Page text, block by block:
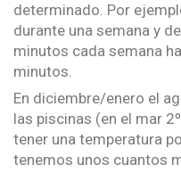
determinado. Por
durante una semana y
minutos cada semana
minutos.
En diciembre/enero el
las piscinas (en el mar
tener una temperatura
tenemos unos cuantos